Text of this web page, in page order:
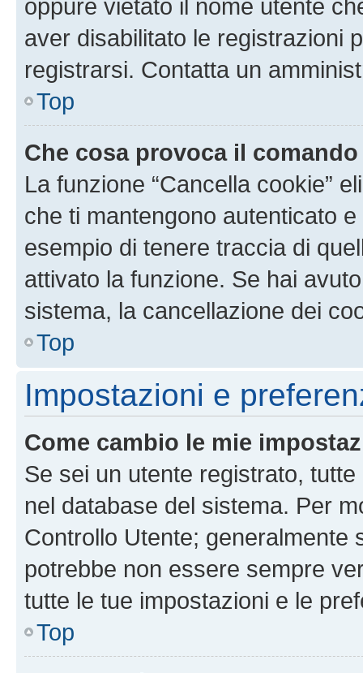
oppure vietato il nome utente
aver disabilitato le registrazioni
registrarsi. Contatta un
Top
Che cosa provoca il
La funzione “Cancella cookie”
che ti mantengono autenticato
esempio di tenere traccia di
attivato la funzione. Se hai
sistema, la cancellazione dei
Top
Impostazioni e
Come cambio le mie
Se sei un utente registrato,
nel database del sistema. Per
Controllo Utente; generalmente
potrebbe non essere sempre
tutte le tue impostazioni e le
Top